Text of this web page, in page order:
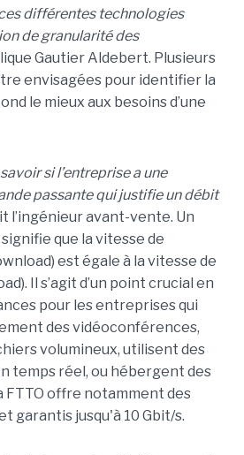
différentes technologies
de granularité des
Gautier Aldebert. Plusieurs
envisagées pour identifier la
le mieux aux besoins d’une
si l’entreprise a une
passante qui justifie un débit
l’ingénieur avant-vente. Un
que la vitesse de
est égale à la vitesse de
Il s’agit d’un point crucial en
pour les entreprises qui
des vidéoconférences,
volumineux, utilisent des
temps réel, ou hébergent des
FTTO offre notamment des
garantis jusqu'à 10 Gbit/s.